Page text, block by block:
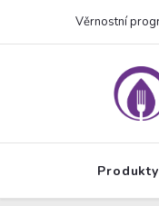
Věrnostní
Produkty